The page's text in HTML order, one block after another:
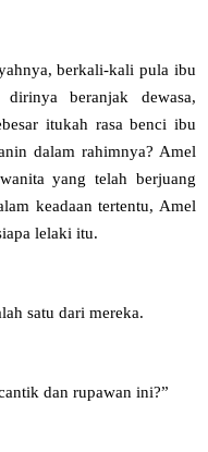
berkali-kali pula ibu
beranjak dewasa,
itukah rasa benci ibu
dalam rahimnya? Amel
yang telah berjuang
keadaan tertentu, Amel
lelaki itu.
satu dari mereka.
dan rupawan ini?”